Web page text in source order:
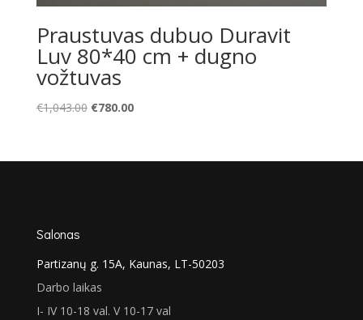
Praustuvas dubuo Duravit
Luv 80*40 cm + dugno
vožtuvas
€1,043.00 Original
€1,043.00.
€780.00Current
€780.00.
Salonas
Partizanų g. 15A, Kaunas, LT-50203
Darbo laikas
I- IV 10-18 val. V 10-17 val